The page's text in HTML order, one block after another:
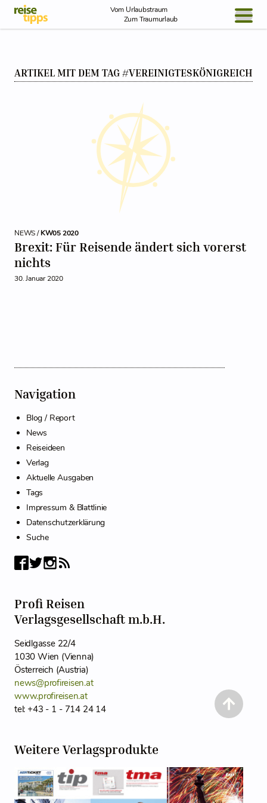
Skip to Content
Vom Urlaubstraum
Zum Traumurlaub
NEWS
ARTIKEL MIT DEM TAG #VEREINIGTESKÖNIGREICH
NEWS /KW05 2020
Brexit: Für Reisende ändert sich vorerst
nichts
30. Januar 2020
Navigation
Blog / Report
News
Reiseideen
Verlag
Aktuelle Ausgaben
Tags
Impressum & Blattlinie
Datenschutzerklärung
Suche
Profi Reisen
Verlagsgesellschaft m.b.H.
Seidlgasse 22/4
1030 Wien (Vienna)
Österreich (Austria)
news@profireisen.at
www.profireisen.at
tel: +43 - 1 - 714 24 14
Weitere Verlagsprodukte